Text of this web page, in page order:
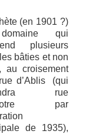
(en 1901 ?)
qui
plusieurs
bâties et non
au croisement
d’Ablis (qui
rue
par
de 1935),